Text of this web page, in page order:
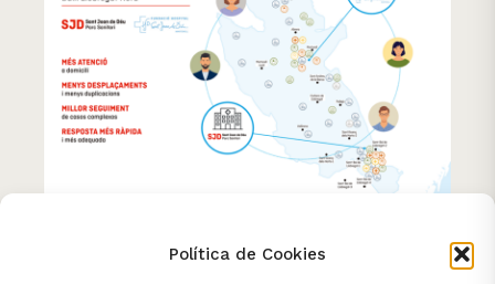
Política de Cookies
La FHSJDM formarà part del